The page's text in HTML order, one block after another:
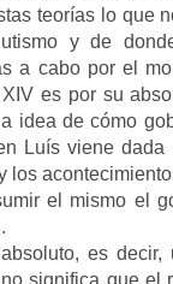
teorías lo que
y de
a cabo por el
es por su
idea de cómo
Luís viene dada
los
el mismo el
es decir,
significa que el